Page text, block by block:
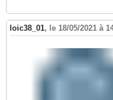
loic38_01, le 18/05/2021 à